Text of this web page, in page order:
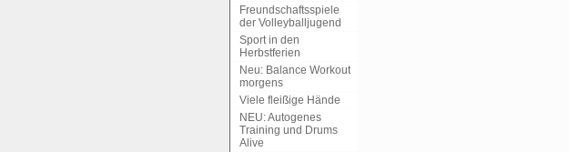
Freundschaftsspiele
der Volleyballjugend
Sport in den
Herbstferien
Neu: Balance Workout
morgens
Viele fleißige Hände
NEU: Autogenes
Training und Drums
Alive